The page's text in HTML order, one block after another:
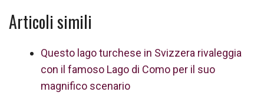
Articoli simili
Questo lago turchese in Svizzera rivaleggia
con il famoso Lago di Como per il suo
magnifico scenario